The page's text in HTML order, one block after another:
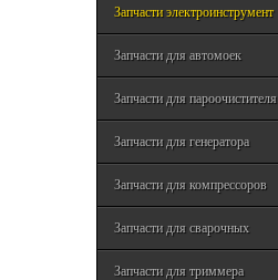
Запчасти электроинструмент
Запчасти для автомоек
Запчасти для пароочистителя
Запчасти для генератора
Запчасти для компрессоров
Запчасти для сварочных
Запчасти для триммера